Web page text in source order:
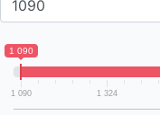
1 090
1 090 1 324